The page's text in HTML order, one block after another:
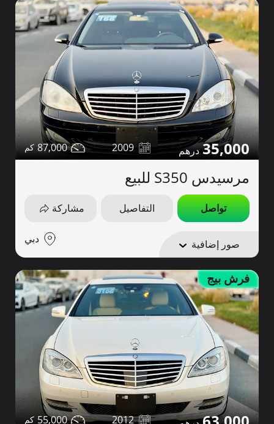
35,000
2009
87,000
مرسيدس S350 للبيع
تواصل التفاصيل مشاركة
صور إضافية دبي
فرش بيج
2012
55,000